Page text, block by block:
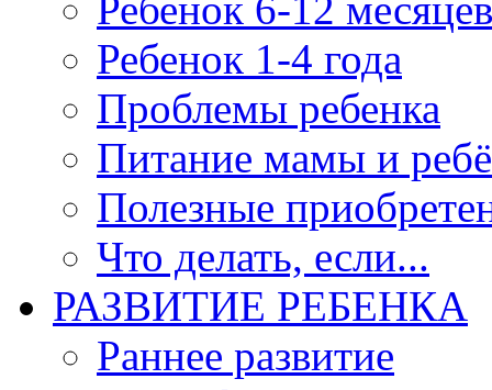
Ребенок 1-4 года
Проблемы ребенка
Питание мамы и
Полезные
Что делать, если...
РАЗВИТИЕ РЕБЕНКА
Раннее развитие